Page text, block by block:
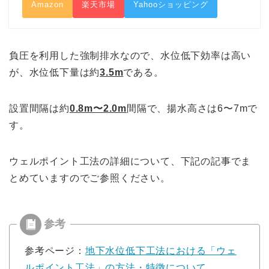
Amazon 楽天市場 Yahooショッピング
負圧を利用した強制排水なので、水位低下効率は高い
が、水位低下量は約3.5mである。
設置間隔は約0.8m〜2.0m間隔で、揚水高さは6〜7mで
す。
ウェルポイント工法の詳細について、下記の記事でま
とめていますのでご参照ください。
参考ページ： 地下水位低下工法における「ウェ